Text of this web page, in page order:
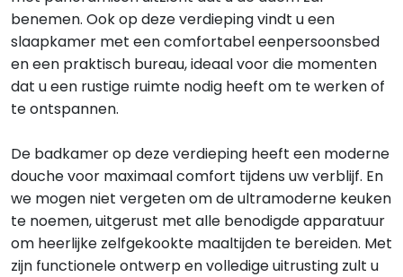
benemen. Ook op deze verdieping vindt u een
slaapkamer met een comfortabel eenpersoonsbed
en een praktisch bureau, ideaal voor die momenten
dat u een rustige ruimte nodig heeft om te werken of
te ontspannen.
De badkamer op deze verdieping heeft een moderne
douche voor maximaal comfort tijdens uw verblijf. En
we mogen niet vergeten om de ultramoderne keuken
te noemen, uitgerust met alle benodigde apparatuur
om heerlijke zelfgekookte maaltijden te bereiden. Met
zijn functionele ontwerp en volledige uitrusting zult u